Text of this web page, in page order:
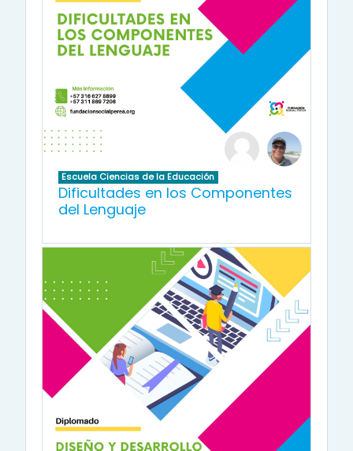
Escuela Ciencias de la Educación
Dificultades en los Componentes
del Lenguaje